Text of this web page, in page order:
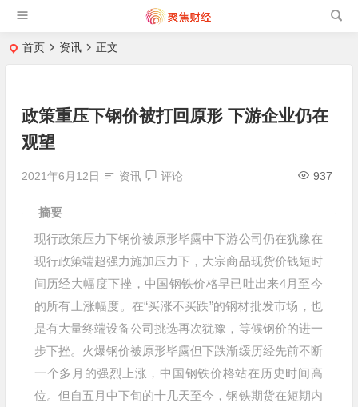
首页 资讯 正文
政策重压下钢价被打回原形 下游企业仍在
观望
2021年6月12日 资讯 评论 937
摘要
现行政策压力下钢价被原形毕露中下游公司仍在犹豫在
现行政策端超强力施加压力下，大宗商品现货价钱短时
间历经大幅度下挫，中国钢铁价格早已吐出来4月至今
的所有上涨幅度。在“买涨不买跌”的钢材批发市场，也
是有大量终端设备公司挑选再次犹豫，等候钢价的进一
步下挫。火爆钢价被原形毕露但下跌渐缓历经先前不断
一个多月的强烈上涨，中国钢铁价格站在历史时间高
位。但自五月中下旬的十几天至今，钢铁期货在短期内